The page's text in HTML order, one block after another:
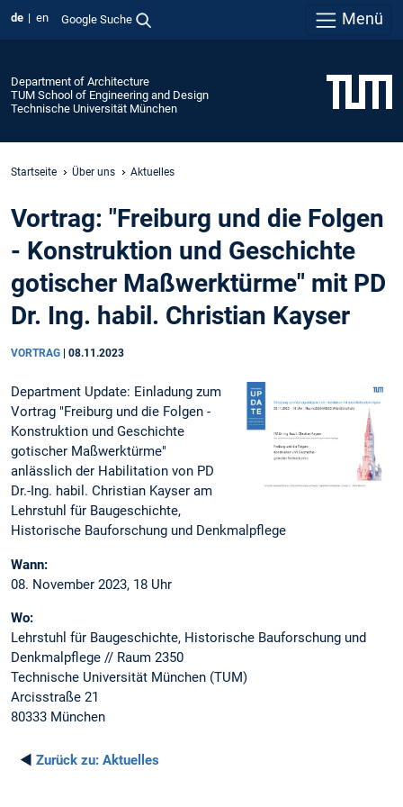
de en Google Suche Menü
Department of Architecture
TUM School of Engineering and Design
Technische Universität München
Startseite Über uns Aktuelles
Vortrag: "Freiburg und die Folgen
- Konstruktion und Geschichte
gotischer Maßwerktürme" mit PD
Dr. Ing. habil. Christian Kayser
VORTRAG 08.11.2023
Department Update: Einladung zum
Vortrag "Freiburg und die Folgen -
Konstruktion und Geschichte
gotischer Maßwerktürme"
anlässlich der Habilitation von PD
Dr.-Ing. habil. Christian Kayser am
Lehrstuhl für Baugeschichte,
Historische Bauforschung und Denkmalpflege
Wann:
08. November 2023, 18 Uhr
Wo:
Lehrstuhl für Baugeschichte, Historische Bauforschung und
Denkmalpflege // Raum 2350
Technische Universität München (TUM)
Arcisstraße 21
80333 München
◄ Zurück zu: Aktuelles